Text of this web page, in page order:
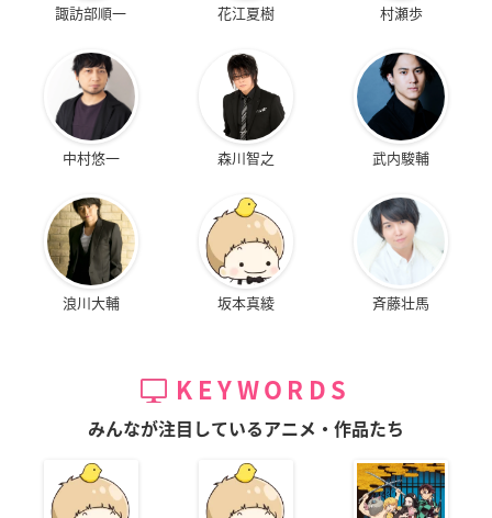
諏訪部順一 花江夏樹 村瀬歩
中村悠一 森川智之 武内駿輔
浪川大輔 坂本真綾 斉藤壮馬
KEYWORDS
みんなが注目しているアニメ・作品たち